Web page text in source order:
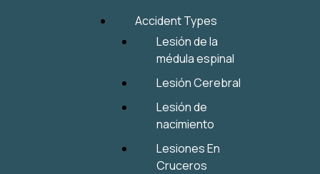
Accident Types
Lesión de la
médula espinal
Lesión Cerebral
Lesión de
nacimiento
Lesiones En
Cruceros